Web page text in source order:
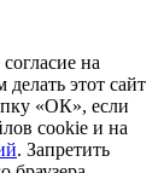
на
этот сайт
«ОК», если
cookie и на
. Запретить